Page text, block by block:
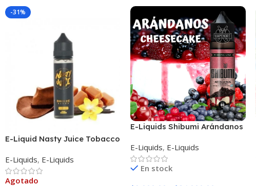
-31%
E-Liquid Nasty Juice Tobacco
E-Liquids, E-Liquids
Agotado
E-Liquids Shibumi Arándanos
E-Liquids, E-Liquids
En stock